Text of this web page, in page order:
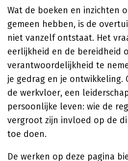
Wat de boeken en inzichten
gemeen hebben, is de
niet vanzelf ontstaat. Het
eerlijkheid en de bereidheid
verantwoordelijkheid te
je gedrag en je ontwikkeling.
de werkvloer, een
persoonlijke leven: wie de
vergroot zijn invloed op de
toe doen.
De werken op deze pagina